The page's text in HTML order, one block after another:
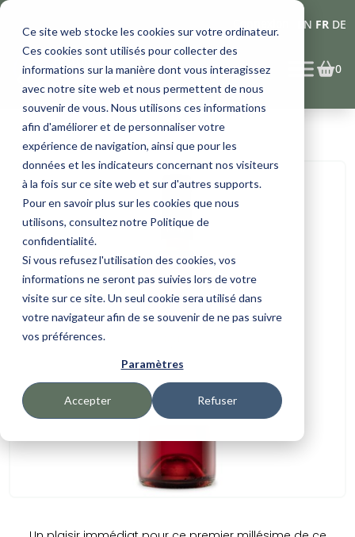
Ce site web stocke les cookies sur votre ordinateur.
Ces cookies sont utilisés pour collecter des
informations sur la manière dont vous interagissez
avec notre site web et nous permettent de nous
souvenir de vous. Nous utilisons ces informations
afin d'améliorer et de personnaliser votre
expérience de navigation, ainsi que pour les
données et les indicateurs concernant nos visiteurs
à la fois sur ce site web et sur d'autres supports.
Pour en savoir plus sur les cookies que nous
utilisons, consultez notre Politique de
confidentialité.
Si vous refusez l'utilisation des cookies, vos
informations ne seront pas suivies lors de votre
visite sur ce site. Un seul cookie sera utilisé dans
votre navigateur afin de se souvenir de ne pas suivre
vos préférences.
Paramètres
Accepter Refuser
EN FR DE
0